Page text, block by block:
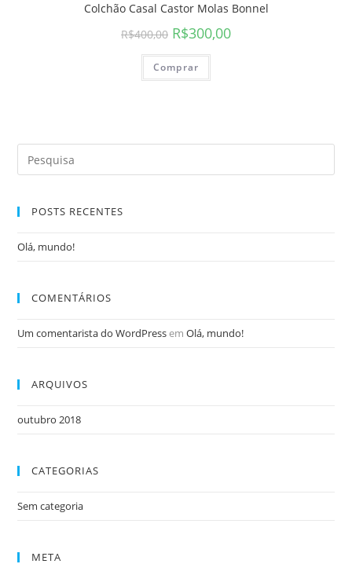
Colchão Casal Castor Molas Bonnel
R$400,00 R$300,00
Comprar
POSTS RECENTES
Olá, mundo!
COMENTÁRIOS
Um comentarista do WordPressemOlá, mundo!
ARQUIVOS
outubro 2018
CATEGORIAS
Sem categoria
META